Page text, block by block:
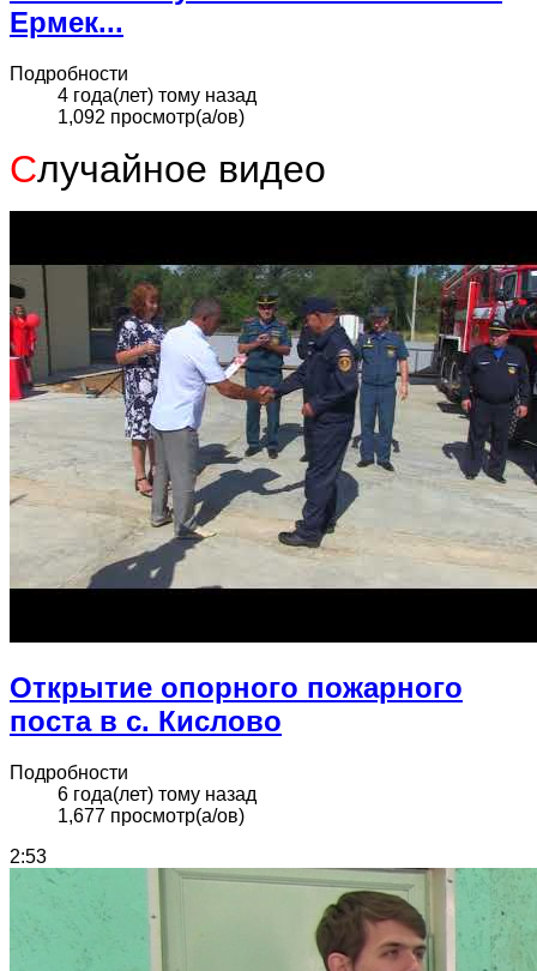
Ермек...
Подробности
4 года(лет) тому назад
1,092 просмотр(а/ов)
Случайное видео
Открытие опорного пожарного
поста в с. Кислово
Подробности
6 года(лет) тому назад
1,677 просмотр(а/ов)
2:53